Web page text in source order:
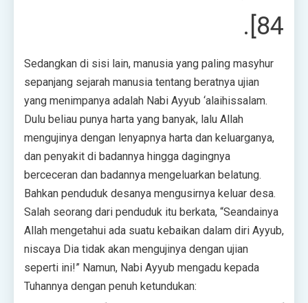
84].
Sedangkan di sisi lain, manusia yang paling masyhur
sepanjang sejarah manusia tentang beratnya ujian
yang menimpanya adalah Nabi Ayyub ‘alaihissalam.
Dulu beliau punya harta yang banyak, lalu Allah
mengujinya dengan lenyapnya harta dan keluarganya,
dan penyakit di badannya hingga dagingnya
berceceran dan badannya mengeluarkan belatung.
Bahkan penduduk desanya mengusirnya keluar desa.
Salah seorang dari penduduk itu berkata, “Seandainya
Allah mengetahui ada suatu kebaikan dalam diri Ayyub,
niscaya Dia tidak akan mengujinya dengan ujian
seperti ini!” Namun, Nabi Ayyub mengadu kepada
Tuhannya dengan penuh ketundukan: